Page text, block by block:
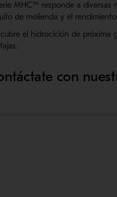
MHC™ responde a diversas
de molienda y el
el hidrociclón de próxima
con